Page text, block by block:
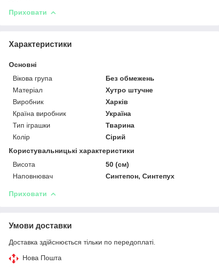
Приховати
Характеристики
Основні
Вікова група
Без обмежень
Матеріал
Хутро штучне
Виробник
Харків
Країна виробник
Україна
Тип іграшки
Тварина
Колір
Сірий
Користувальницькі характеристики
Висота
50 (см)
Наповнювач
Синтепон, Синтепух
Приховати
Умови доставки
Доставка здійснюється тільки по передоплаті.
Нова Пошта